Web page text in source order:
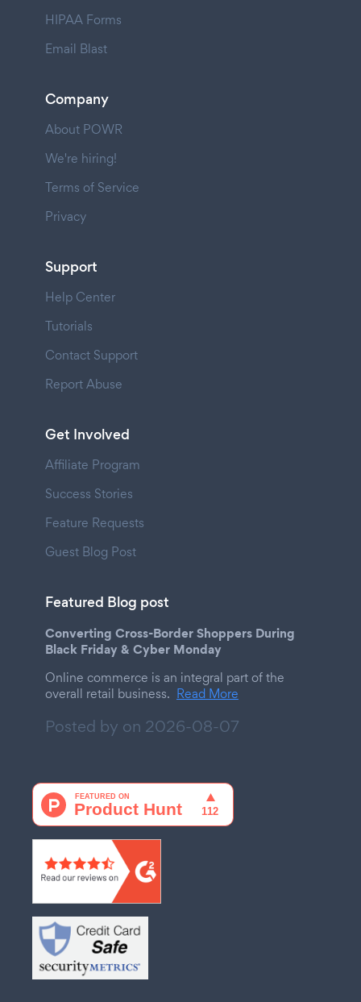
HIPAA Forms
Email Blast
Company
About POWR
We're hiring!
Terms of Service
Privacy
Support
Help Center
Tutorials
Contact Support
Report Abuse
Get Involved
Affiliate Program
Success Stories
Feature Requests
Guest Blog Post
Featured Blog post
Converting Cross-Border Shoppers During
Black Friday & Cyber Monday
Online commerce is an integral part of the
overall retail business. Read More
Posted by on 2026-08-07